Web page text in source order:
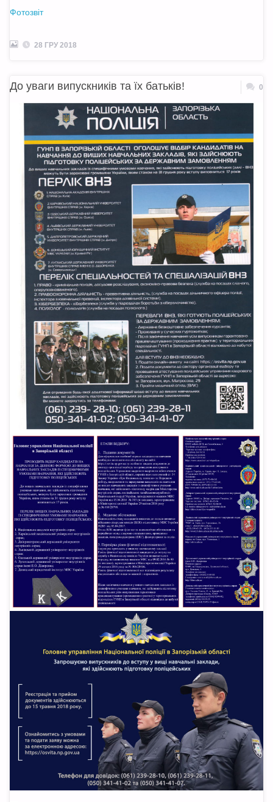
Фотозвіт
28 ГРУ 2018
До уваги випускників та їх батьків! 0